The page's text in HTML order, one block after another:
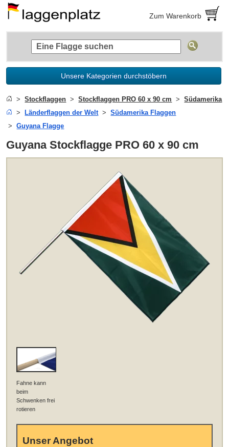
Zum Warenkorb
Unsere Kategorien durchstöbern
Stockflaggen Stockflaggen PRO 60 x 90 cm
Südamerika
Länderflaggen der Welt
Südamerika Flaggen
Guyana Flagge
Guyana Stockflagge PRO 60 x 90 cm
Fahne kann
beim
Schwenken frei
rotieren
Unser Angebot